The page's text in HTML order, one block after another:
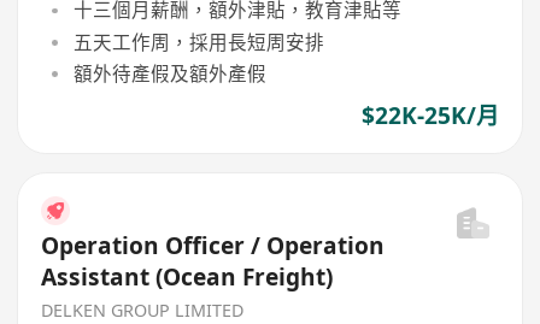
十三個月薪酬，額外津貼，教育津貼等
五天工作周，採用長短周安排
額外待產假及額外產假
$22K-25K/月
Operation Officer / Operation
Assistant (Ocean Freight)
DELKEN GROUP LIMITED